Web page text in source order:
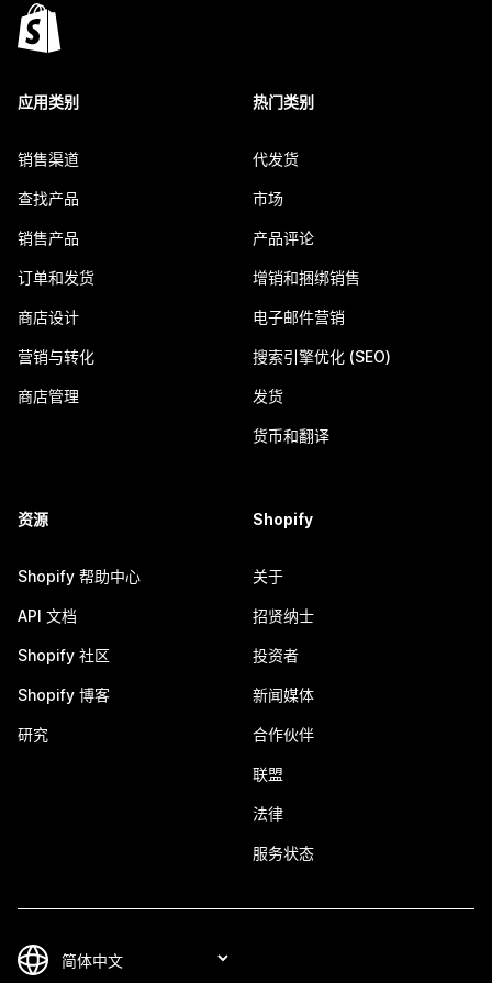
应用类别
销售渠道
查找产品
销售产品
订单和发货
商店设计
营销与转化
商店管理
热门类别
代发货
市场
产品评论
增销和捆绑销售
电子邮件营销
搜索引擎优化 (SEO)
发货
货币和翻译
资源
Shopify 帮助中心
API 文档
Shopify 社区
Shopify 博客
研究
Shopify
关于
招贤纳士
投资者
新闻媒体
合作伙伴
联盟
法律
服务状态